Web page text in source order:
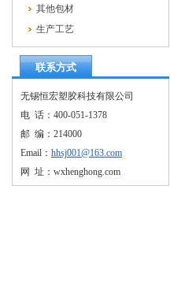
其他包材
生产工艺
联系方式
无锡恒宏塑胶科技有限公司
电 话：400-051-1378
邮 编：214000
Email： hhsj001@163.com
网 址：wxhenghong.com